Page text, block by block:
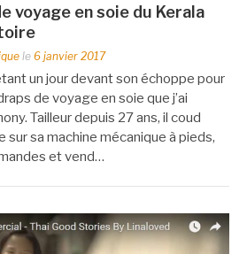
voyage en soie du Kerala
le 6 janvier 2017
un jour devant son échoppe pour
de voyage en soie que j’ai
Tailleur depuis 27 ans, il coud
sur sa machine mécanique à pieds,
et vend…